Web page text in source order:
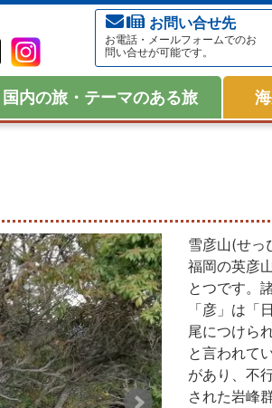
お問い合せ先
お電話・メールフォームでのお
問い合せが可能です。
国内の旅・テーマのある旅
雪彦山(せっ
福岡の英彦
とつです。
「彦」は「
尾につけら
と言われて
があり、不
された岩峰